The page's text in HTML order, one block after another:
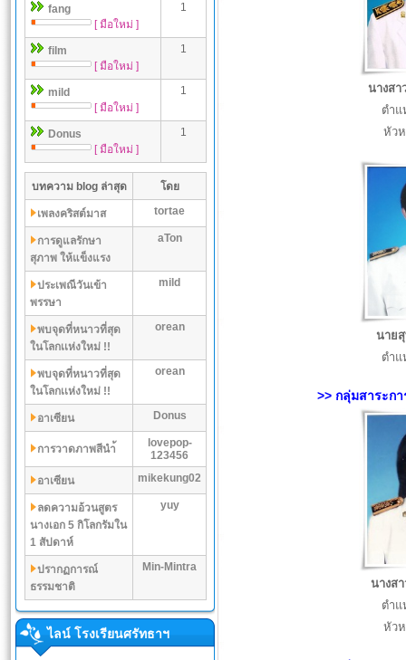
fang
[ มือใหม่ ]
1
film
[ มือใหม่ ]
1
mild
[ มือใหม่ ]
1
Donus
[ มือใหม่ ]
1
บทความ blog ล่าสุด โดย
เพลงคริสต์มาส tortae
การดูแลรักษา
สุภาพ ให้แข็งแรง
aTon
ประเพณีวันเข้า
พรรษา
mild
พบจุดที่หนาวที่สุด
ในโลกเเห่งใหม่ !!
orean
พบจุดที่หนาวที่สุด
ในโลกเเห่งใหม่ !!
orean
อาเซียน Donus
การวาดภาพสีนำ้
lovepop-
123456
อาเซียน
mikekung02
ลดความอ้วนสูตร
นางเอก 5 กิโลกรัมใน
1 สัปดาห์
yuy
ปรากฏการณ์
ธรรมชาติ
Min-Mintra
ไลน์ โรงเรียนศรัทธาฯ
นางส
ตำ
หัว
นาย
ตำ
>> กลุ่มสาระก
นางส
ตำ
หัว